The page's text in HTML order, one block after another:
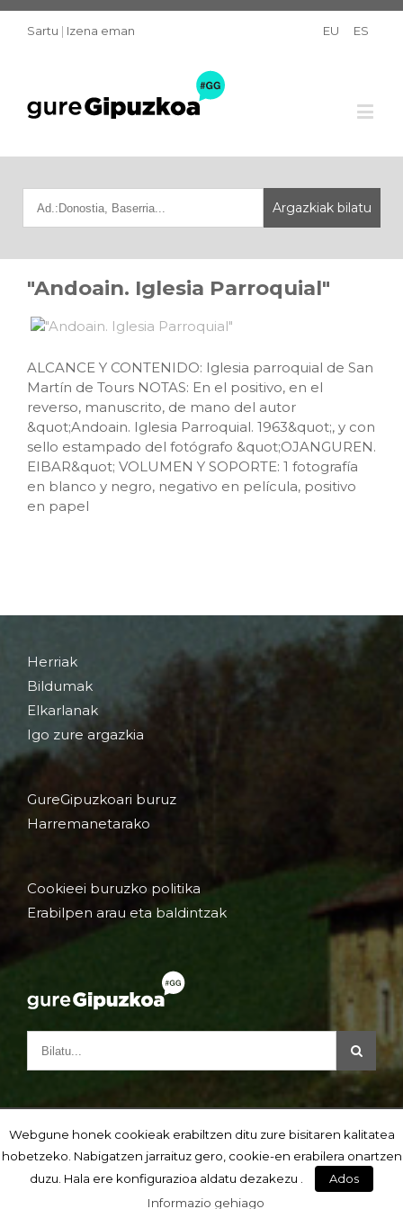
Sartu | Izena eman EU ES
"Andoain. Iglesia Parroquial"
ALCANCE Y CONTENIDO: Iglesia parroquial de San
Martín de Tours NOTAS: En el positivo, en el
reverso, manuscrito, de mano del autor
&quot;Andoain. Iglesia Parroquial. 1963&quot;, y con
sello estampado del fotógrafo &quot;OJANGUREN.
EIBAR&quot; VOLUMEN Y SOPORTE: 1 fotografía
en blanco y negro, negativo en película, positivo
en papel
Herriak
Bildumak
Elkarlanak
Igo zure argazkia
GureGipuzkoari buruz
Harremanetarako
Cookieei buruzko politika
Erabilpen arau eta baldintzak
Webgune honek cookieak erabiltzen ditu zure bisitaren kalitatea
hobetzeko. Nabigatzen jarraituz gero, cookie-en erabilera onartzen
duzu. Hala ere konfigurazioa aldatu dezakezu .
Ados
Informazio gehiago